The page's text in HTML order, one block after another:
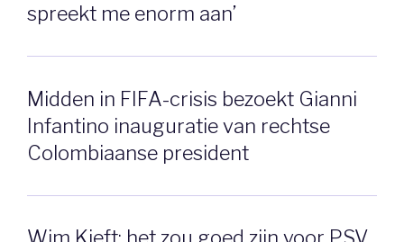
spreekt me enorm aan’
Midden in FIFA-crisis bezoekt Gianni
Infantino inauguratie van rechtse
Colombiaanse president